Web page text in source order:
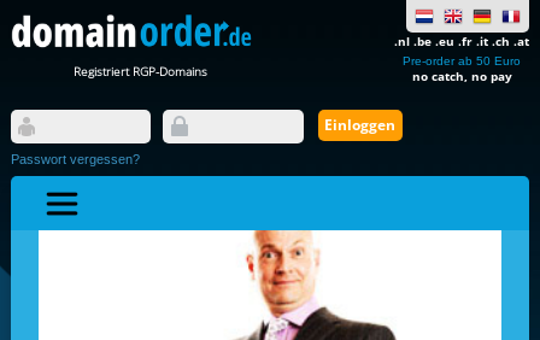
Registriert RGP-Domains
.nl .be .eu .fr .it .ch .at
Pre-order ab 50 Euro
no catch, no pay
Passwort vergessen?